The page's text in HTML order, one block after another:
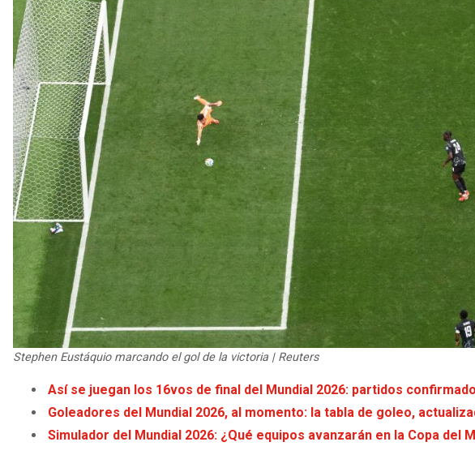
Stephen Eustáquio marcando el gol de la victoria | Reuters
Así se juegan los 16vos de final del Mundial 2026: partidos
Goleadores del Mundial 2026, al momento: la tabla de goleo,
Simulador del Mundial 2026: ¿Qué equipos avanzarán en la Copa del